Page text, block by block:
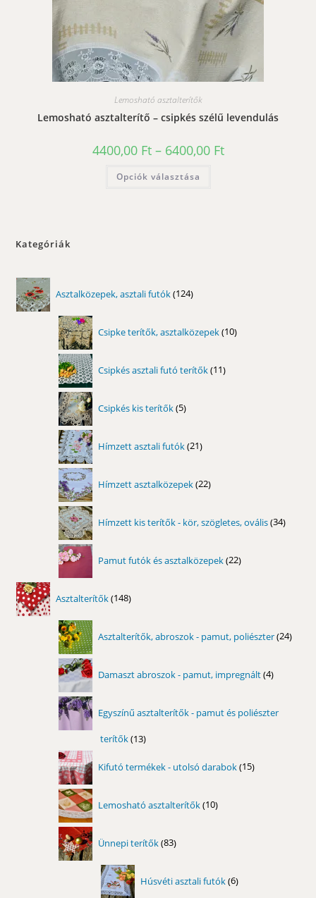
Lemosható asztalterítők
Lemosható asztalterítő – csipkés szélű levendulás
4400,00 Ft – 6400,00 FtÁrtartomány:
4400,00 Ft
Opciók választása
Kategóriák
Asztalközepek, asztali futók 124
termék
Csipke terítők, asztalközepek 10
termék
Csipkés asztali futó terítők 11
termék
Csipkés kis terítők 5
termék
Hímzett asztali futók 21
termék
Hímzett asztalközepek 22
termék
Hímzett kis terítők - kör, szögletes, ovális 34
termék
Pamut futók és asztalközepek 22
termék
Asztalterítők 148
termék
Asztalterítők, abroszok - pamut, poliészter 24
Damaszt abroszok - pamut, impregnált 4
termék
Egyszínű asztalterítők - pamut és poliészter
terítők 1313
Kifutó termékek - utolsó darabok 15
termék
Lemosható asztalterítők 10
termék
Ünnepi terítők 83
termék
Húsvéti asztali futók 6
termék